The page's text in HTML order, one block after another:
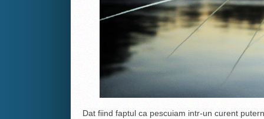
Dat fiind faptul ca pescuiam intr-un curent